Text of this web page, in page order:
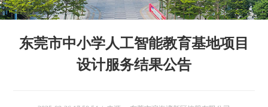
东莞市中小学人工智能教育基地项目
设计服务结果公告